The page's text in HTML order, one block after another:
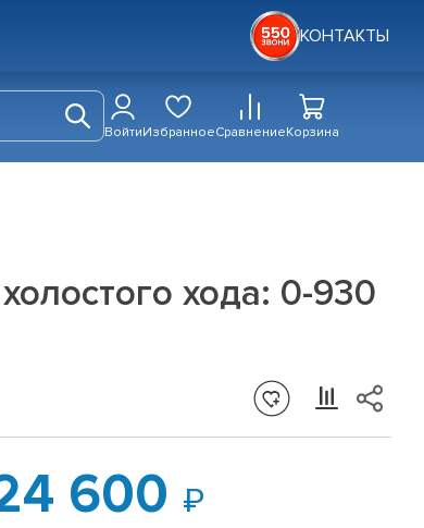
КОНТАКТЫ
ВойтиИзбранноеСравнениеКорзина
хода: 0-930
600